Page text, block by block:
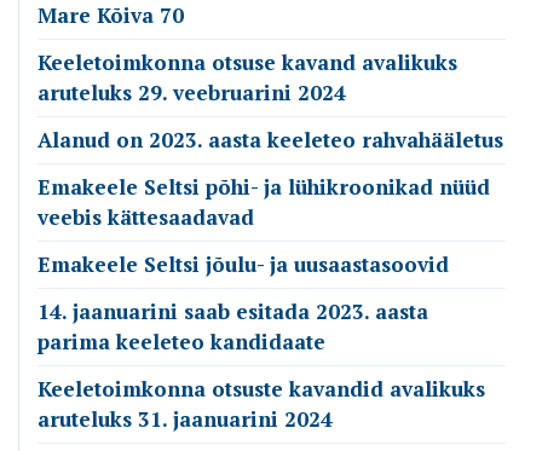
Mare Kõiva 70
Keeletoimkonna otsuse kavand avalikuks
aruteluks 29. veebruarini 2024
Alanud on 2023. aasta keeleteo rahvahääletus
Emakeele Seltsi põhi- ja lühikroonikad nüüd
veebis kättesaadavad
Emakeele Seltsi jõulu- ja uusaastasoovid
14. jaanuarini saab esitada 2023. aasta
parima keeleteo kandidaate
Keeletoimkonna otsuste kavandid avalikuks
aruteluks 31. jaanuarini 2024